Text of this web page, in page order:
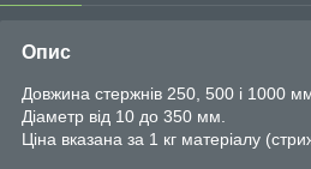
Опис
Довжина стержнів 250, 500 і 1000
Діаметр від 10 до 350 мм.
Ціна вказана за 1 кг матеріалу